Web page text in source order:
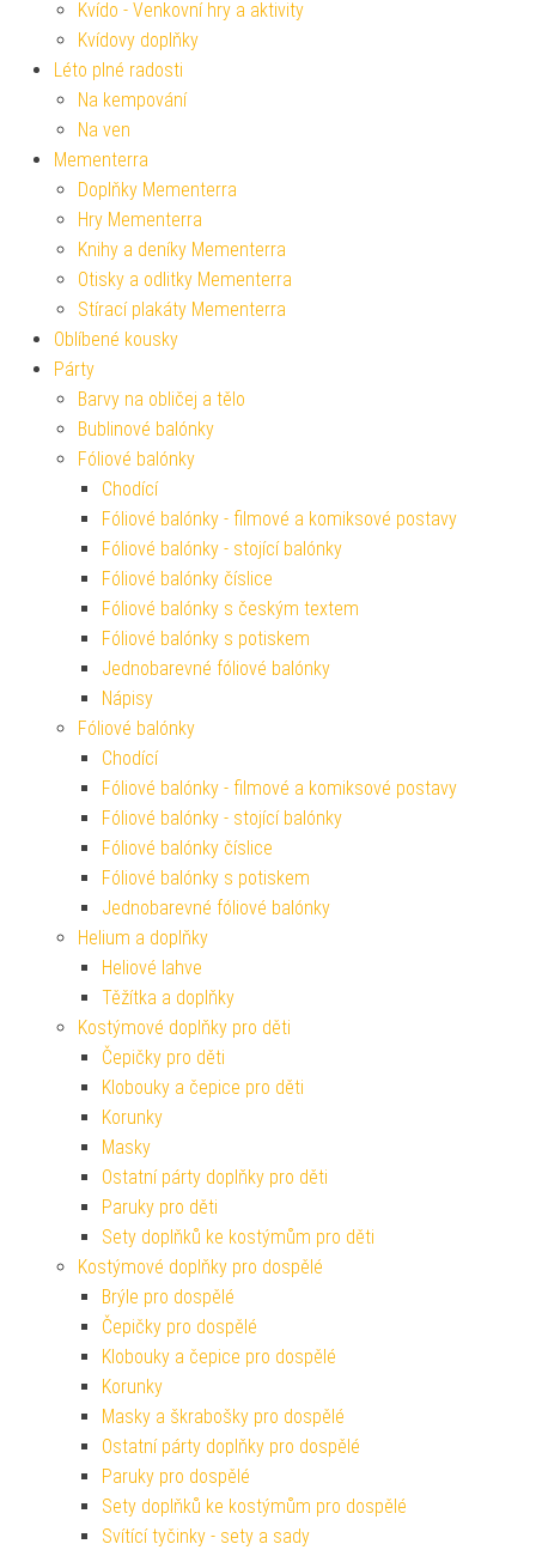
Kvído - Venkovní hry a aktivity
Kvídovy doplňky
Léto plné radosti
Na kempování
Na ven
Mementerra
Doplňky Mementerra
Hry Mementerra
Knihy a deníky Mementerra
Otisky a odlitky Mementerra
Stírací plakáty Mementerra
Oblíbené kousky
Párty
Barvy na obličej a tělo
Bublinové balónky
Fóliové balónky
Chodící
Fóliové balónky - filmové a komiksové postavy
Fóliové balónky - stojící balónky
Fóliové balónky číslice
Fóliové balónky s českým textem
Fóliové balónky s potiskem
Jednobarevné fóliové balónky
Nápisy
Fóliové balónky
Chodící
Fóliové balónky - filmové a komiksové postavy
Fóliové balónky - stojící balónky
Fóliové balónky číslice
Fóliové balónky s potiskem
Jednobarevné fóliové balónky
Helium a doplňky
Heliové lahve
Těžítka a doplňky
Kostýmové doplňky pro děti
Čepičky pro děti
Klobouky a čepice pro děti
Korunky
Masky
Ostatní párty doplňky pro děti
Paruky pro děti
Sety doplňků ke kostýmům pro děti
Kostýmové doplňky pro dospělé
Brýle pro dospělé
Čepičky pro dospělé
Klobouky a čepice pro dospělé
Korunky
Masky a škrabošky pro dospělé
Ostatní párty doplňky pro dospělé
Paruky pro dospělé
Sety doplňků ke kostýmům pro dospělé
Svítící tyčinky - sety a sady